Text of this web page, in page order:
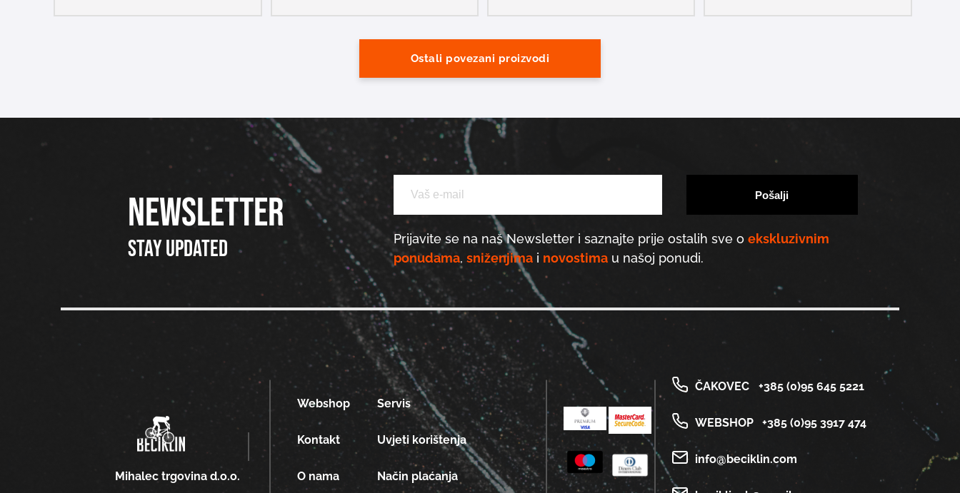
Ostali povezani proizvodi
NEWSLETTER
Stay updated Prijavite se na naš Newsletter i saznajte prije ostalih sve o ekskluzivnim
ponudama, sniženjimai novostimau našoj ponudi.
Mihalec trgovina d.o.o.
Webshop
Kontakt
O nama
Servis
Uvjeti korištenja
Način plaćanja
ČAKOVEC +385 (0)95 645 5221
WEBSHOP +385 (0)95 3917 474
info@beciklin.com